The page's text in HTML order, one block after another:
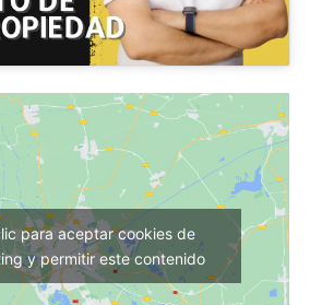
para aceptar cookies de
y permitir este contenido